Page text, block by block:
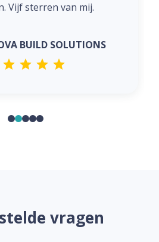
Vijf sterren van mij.
BUILD SOLUTIONS
vragen